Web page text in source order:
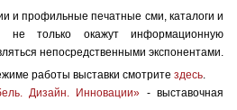
и профильные печатные сми, каталоги и
не только окажут информационную
непосредственными экспонентами.
работы выставки смотрите здесь.
Дизайн. Инновации» - выставочная